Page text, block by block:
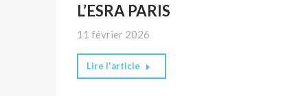
L’ESRA PARIS
11 février 2026
Lire l'article